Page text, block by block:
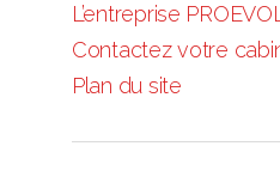
L’entreprise
Contactez votre
Plan du site